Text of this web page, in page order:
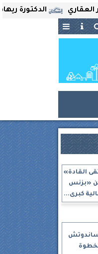
الدكتورة ريهام ثروت
القادة»
«بزنس
كبرى...